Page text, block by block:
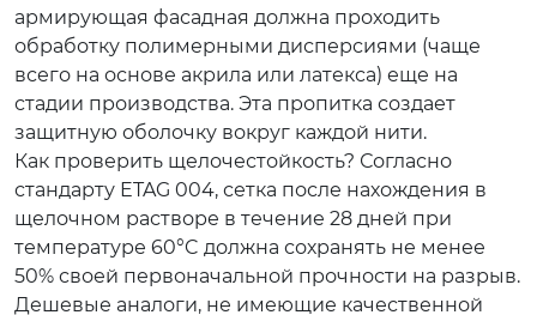
армирующая фасадная должна проходить
обработку полимерными дисперсиями (чаще
всего на основе акрила или латекса) еще на
стадии производства. Эта пропитка создает
защитную оболочку вокруг каждой нити.
Как проверить щелочестойкость? Согласно
стандарту ETAG 004, сетка после нахождения в
щелочном растворе в течение 28 дней при
температуре 60°C должна сохранять не менее
50% своей первоначальной прочности на разрыв.
Дешевые аналоги, не имеющие качественной